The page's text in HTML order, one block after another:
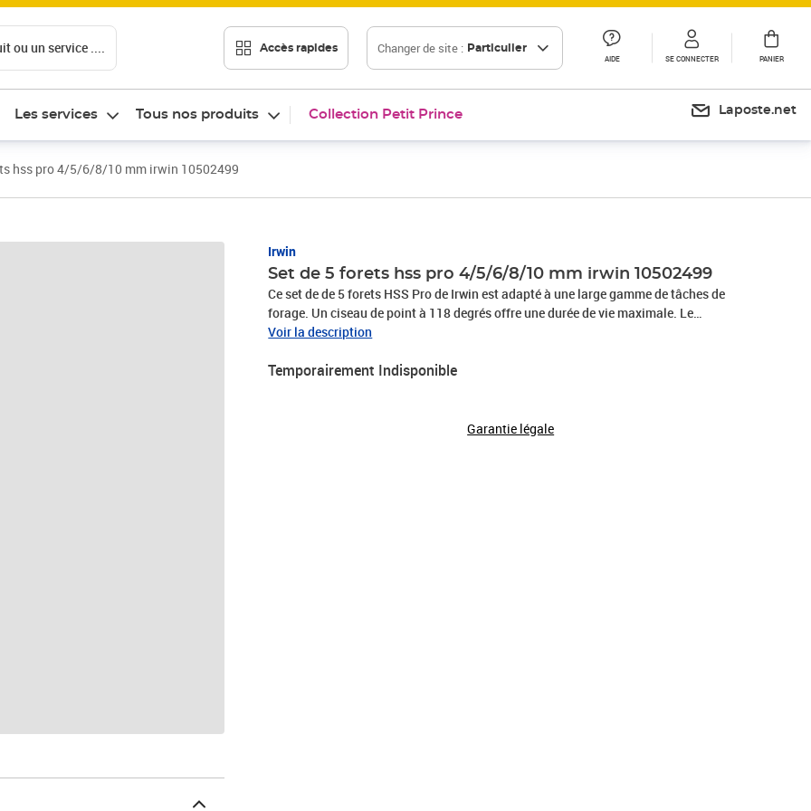
ou un service .... Accès rapides Changer de site : Particulier
AIDE SE CONNECTER PANIER
Les services Tous nos produits Collection Petit Prince Laposte.net
hss pro 4/5/6/8/10 mm irwin 10502499
Irwin
Set de 5 forets hss pro 4/5/6/8/10 mm irwin 10502499
Ce set de de 5 forets HSS Pro de Irwin est adapté à une large gamme de tâches de
forage. Un ciseau de point à 118 degrés offre une durée de vie maximale. Le
revêtement en oxyde noir résiste à la rouille et à la corrosion. Ce set de foret HSS Pro
Diamètre: 4 mm, 5 mm, 6 mm, 8 mm et 10 mm 118 degrés de point du ciseau Avec un
Voir la description
Temporairement Indisponible
Garantie légale